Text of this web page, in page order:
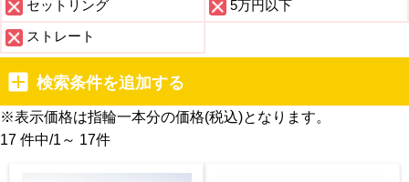
セットリング 5万円以下
ストレート
検索条件を追加する
※表示価格は指輪一本分の価格(税込)となります。
17 件中/1～ 17件